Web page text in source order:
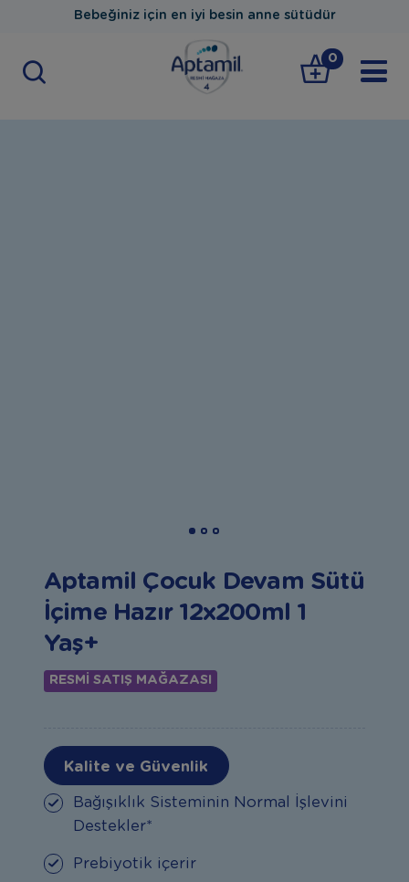
Bebeğiniz için en iyi besin anne sütüdür
0
Aptamil Çocuk Devam Sütü
İçime Hazır 12x200ml 1
Yaş+
RESMİ SATIŞ MAĞAZASI
Kalite ve Güvenlik
Bağışıklık Sisteminin Normal İşlevini
Destekler*
Prebiyotik içerir